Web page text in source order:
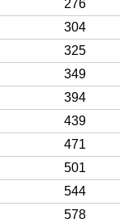
276
304
325
349
394
439
471
501
544
578